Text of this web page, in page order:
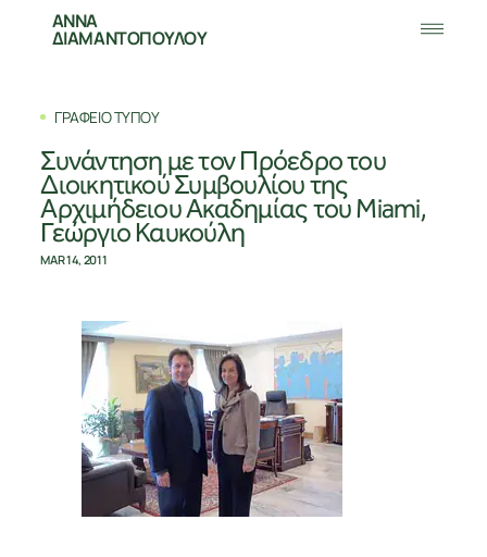
ΑΝΝΑ
ΔΙΑΜΑΝΤΟΠΟΥΛΟΥ
ΓΡΑΦΕΙΟ ΤΥΠΟΥ
Συνάντηση με τον Πρόεδρο του
Διοικητικού Συμβουλίου της
Αρχιμήδειου Ακαδημίας του Miami,
Γεώργιο Καυκούλη
MAR 14, 2011